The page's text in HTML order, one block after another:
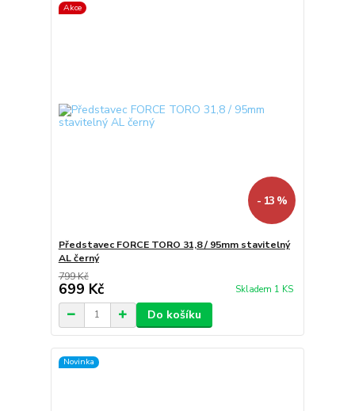
Akce
- 13 %
Představec FORCE TORO 31,8 / 95mm stavitelný
AL černý
799 Kč
699 Kč Skladem 1 KS
Do košíku
Novinka